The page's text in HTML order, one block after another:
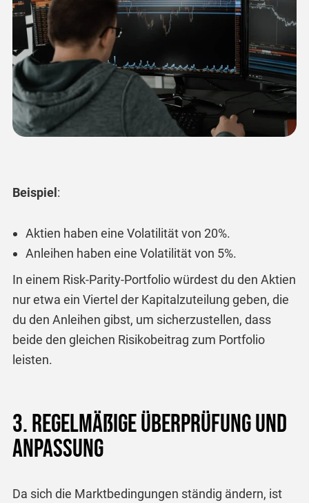
Beispiel :
Aktien haben eine Volatilität von 20%.
Anleihen haben eine Volatilität von 5%.
In einem Risk-Parity-Portfolio würdest du den Aktien
nur etwa ein Viertel der Kapitalzuteilung geben, die
du den Anleihen gibst, um sicherzustellen, dass
beide den gleichen Risikobeitrag zum Portfolio
leisten.
3. Regelmäßige Überprüfung und
Anpassung
Da sich die Marktbedingungen ständig ändern, ist